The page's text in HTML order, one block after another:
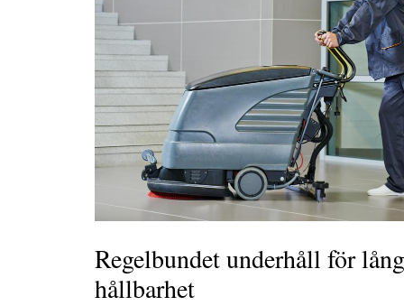
Regelbundet underhåll för
hållbarhet